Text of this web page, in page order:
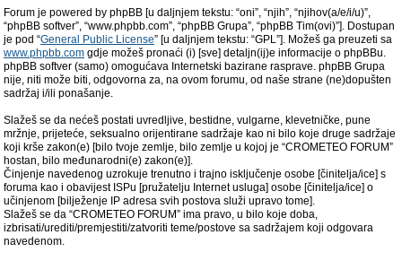
Forum je powered by phpBB [u daljnjem tekstu: “oni”, “njih”, “njihov(a/e/i/u)”,
“phpBB softver”, “www.phpbb.com”, “phpBB Grupa”, “phpBB Tim(ovi)”]. Dostupan
je pod “General Public License” [u daljnjem tekstu: “GPL”]. Možeš ga preuzeti sa
www.phpbb.com gdje možeš pronaći (i) [sve] detaljn(ij)e informacije o phpBBu.
phpBB softver (samo) omogućava Internetski bazirane rasprave. phpBB Grupa
nije, niti može biti, odgovorna za, na ovom forumu, od naše strane (ne)dopušten
sadržaj i/ili ponašanje.
Slažeš se da nećeš postati uvredljive, bestidne, vulgarne, klevetničke, pune
mržnje, prijeteće, seksualno orijentirane sadržaje kao ni bilo koje druge sadržaje
koji krše zakon(e) [bilo tvoje zemlje, bilo zemlje u kojoj je “CROMETEO FORUM”
hostan, bilo međunarodni(e) zakon(e)].
Činjenje navedenog uzrokuje trenutno i trajno isključenje osobe [činitelja/ice] s
foruma kao i obavijest ISPu [pružatelju Internet usluga] osobe [činitelja/ice] o
učinjenom [bilježenje IP adresa svih postova služi upravo tome].
Slažeš se da “CROMETEO FORUM” ima pravo, u bilo koje doba,
izbrisati/urediti/premjestiti/zatvoriti teme/postove sa sadržajem koji odgovara
navedenom.